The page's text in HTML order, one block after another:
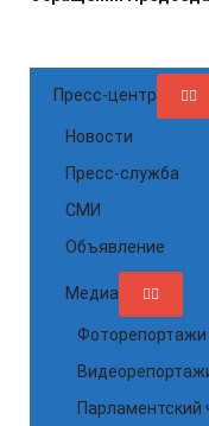
Пресс-центр
Новости
Пресс-служба
СМИ
Объявление
Медиа
Фоторепортажи
Парламентский